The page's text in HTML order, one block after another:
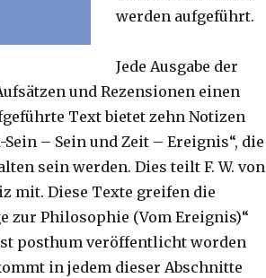
werden aufgeführt.
Jede Ausgabe der
und Rezensionen einen
Text bietet zehn Notizen
Sein – Sein und Zeit – Ereignis“, die
sein werden. Dies teilt F. W. von
mit. Diese Texte greifen die
zur Philosophie (Vom Ereignis)“
posthum veröffentlicht worden
in jedem dieser Abschnitte